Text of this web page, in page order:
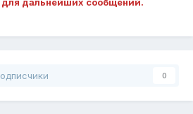
дальнейших сообщений.
0